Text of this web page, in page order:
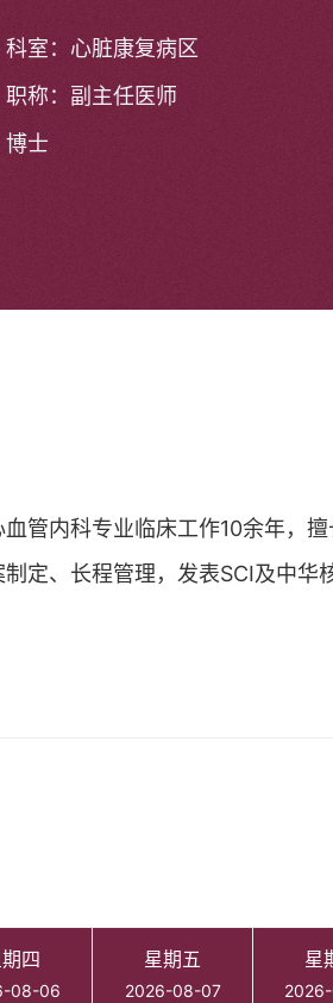
科室：心脏康复病区
职称：副主任医师
博士
管内科专业临床工作10余年，
定、长程管理，发表SCI及中华
四
08-06
星期五
2026-08-07
星